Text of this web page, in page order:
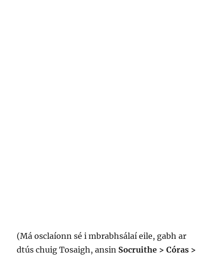
(Má osclaíonn sé i mbrabhsálaí eile, gabh ar
dtús chuig Tosaigh, ansin Socruithe > Córas >